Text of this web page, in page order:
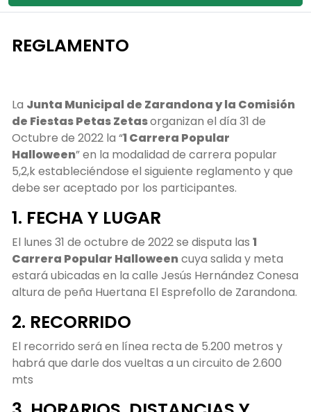
REGLAMENTO
La Junta Municipal de Zarandona y la Comisión
de Fiestas Petas Zetasorganizan el día 31 de
Octubre de 2022 la “1 Carrera Popular
Halloween” en la modalidad de carrera popular
5,2,k estableciéndose el siguiente reglamento y que
debe ser aceptado por los participantes.
1. FECHA Y LUGAR
El lunes 31 de octubre de 2022 se disputa las 1
Carrera Popular Halloweencuya salida y meta
estará ubicadas en la calle Jesús Hernández Conesa
altura de peña Huertana El Esprefollo de Zarandona.
2. RECORRIDO
El recorrido será en línea recta de 5.200 metros y
habrá que darle dos vueltas a un circuito de 2.600
mts